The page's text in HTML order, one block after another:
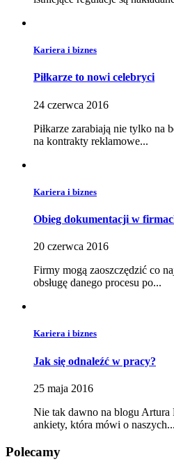
Kariera i biznes
Piłkarze to nowi celebryci
24 czerwca 2016
​Piłkarze zarabiają nie tylko na
na kontrakty reklamowe...
Kariera i biznes
Obieg dokumentacji w
20 czerwca 2016
​Firmy mogą zaoszczędzić co
obsługę danego procesu po...
Kariera i biznes
Jak się odnaleźć w pracy?
25 maja 2016
Nie tak dawno na blogu
ankiety, która mówi o naszych...
Polecamy